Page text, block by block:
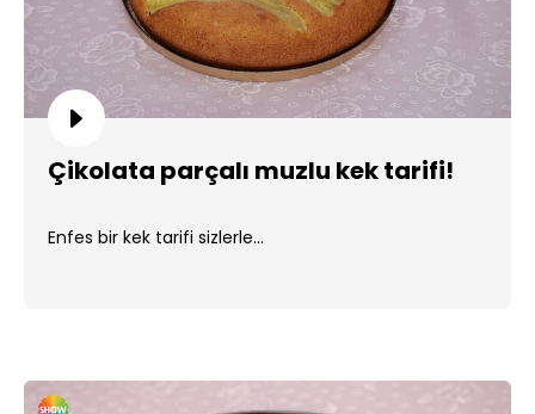
Çikolata parçalı muzlu kek tarifi!
Enfes bir kek tarifi sizlerle...